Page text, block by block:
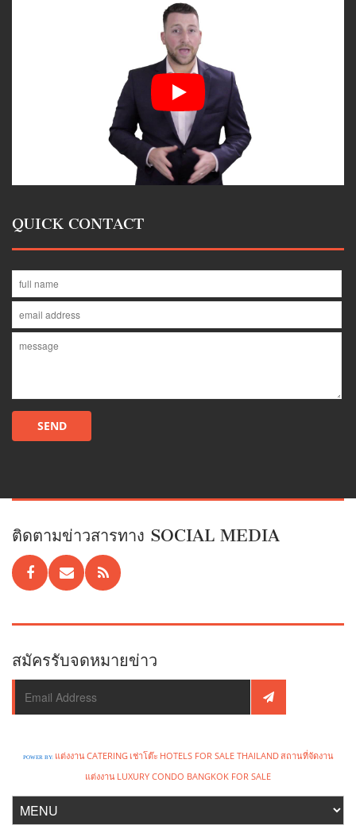
QUICK CONTACT
ติดตามข่าวสารทาง SOCIAL MEDIA
สมัครรับจดหมายข่าว
POWER BY: แต่งงานCATERING เช่าโต๊ะ HOTELS FOR SALE THAILANDสถานที่จัดงาน
แต่งงาน LUXURY CONDO BANGKOK FOR SALE